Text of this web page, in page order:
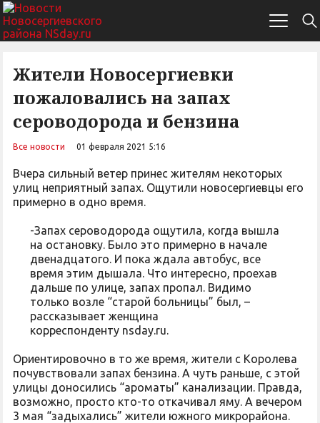
Жители Новосергиевки
пожаловались на запах
сероводорода и бензина
Все новости 01 февраля 2021 5:16
Вчера сильный ветер принес жителям некоторых
улиц неприятный запах. Ощутили новосергиевцы его
примерно в одно время.
-Запах сероводорода ощутила, когда вышла
на остановку. Было это примерно в начале
двенадцатого. И пока ждала автобус, все
время этим дышала. Что интересно, проехав
дальше по улице, запах пропал. Видимо
только возле “старой больницы” был, –
рассказывает женщина
корреспонденту nsday.ru.
Ориентировочно в то же время, жители с Королева
почувствовали запах бензина. А чуть раньше, с этой
улицы доносились “ароматы” канализации. Правда,
возможно, просто кто-то откачивал яму. А вечером
3 мая “задыхались” жители южного микрорайона.